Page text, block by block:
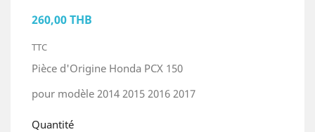
260,00 THB
TTC
Pièce d'Origine Honda PCX 150
pour modèle 2014 2015 2016 2017
Quantité